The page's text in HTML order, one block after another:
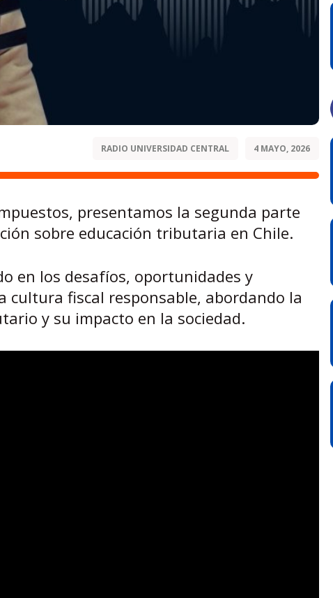
RADIO UNIVERSIDAD CENTRAL 4 MAYO, 2026
presentamos la segunda parte
sobre educación tributaria en Chile.
en los desafíos, oportunidades y
fiscal responsable, abordando la
y su impacto en la sociedad.